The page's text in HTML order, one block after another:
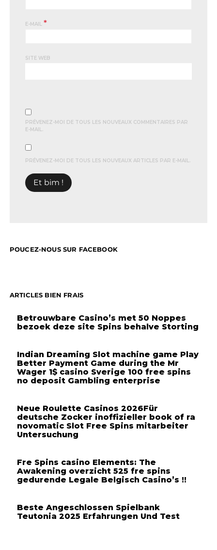
E-MAIL *
SITE WEB
PRÉVENEZ-MOI DE TOUS LES NOUVEAUX COMMENTAIRES PAR
E-MAIL.
PRÉVENEZ-MOI DE TOUS LES NOUVEAUX ARTICLES PAR E-MAIL.
POUCEZ-NOUS SUR FACEBOOK
ARTICLES BIEN FRAIS
Betrouwbare Casino’s met 50 Noppes
bezoek deze site Spins behalve Storting
Indian Dreaming Slot machine game Play
Better Payment Game during the Mr
Wager 1$ casino Sverige 100 free spins
no deposit Gambling enterprise
Neue Roulette Casinos 2026Für
deutsche Zocker inoffizieller book of ra
novomatic Slot Free Spins mitarbeiter
Untersuchung
Fre Spins casino Elements: The
Awakening overzicht 525 fre spins
gedurende Legale Belgisch Casino’s !!
Beste Angeschlossen Spielbank
Teutonia 2025 Erfahrungen Und Test